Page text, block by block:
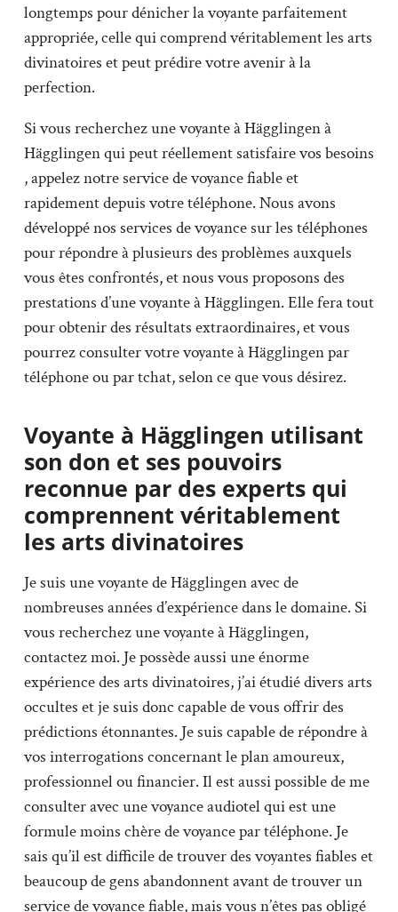
longtemps pour dénicher la voyante parfaitement
appropriée, celle qui comprend véritablement les arts
divinatoires et peut prédire votre avenir à la
perfection.
Si vous recherchez une voyante à Hägglingen à
Hägglingen qui peut réellement satisfaire vos besoins
, appelez notre service de voyance fiable et
rapidement depuis votre téléphone. Nous avons
développé nos services de voyance sur les téléphones
pour répondre à plusieurs des problèmes auxquels
vous êtes confrontés, et nous vous proposons des
prestations d’une voyante à Hägglingen. Elle fera tout
pour obtenir des résultats extraordinaires, et vous
pourrez consulter votre voyante à Hägglingen par
téléphone ou par tchat, selon ce que vous désirez.
Voyante à Hägglingen utilisant
son don et ses pouvoirs
reconnue par des experts qui
comprennent véritablement
les arts divinatoires
Je suis une voyante de Hägglingen avec de
nombreuses années d’expérience dans le domaine. Si
vous recherchez une voyante à Hägglingen,
contactez moi. Je possède aussi une énorme
expérience des arts divinatoires, j’ai étudié divers arts
occultes et je suis donc capable de vous offrir des
prédictions étonnantes. Je suis capable de répondre à
vos interrogations concernant le plan amoureux,
professionnel ou financier. Il est aussi possible de me
consulter avec une voyance audiotel qui est une
formule moins chère de voyance par téléphone. Je
sais qu’il est difficile de trouver des voyantes fiables et
beaucoup de gens abandonnent avant de trouver un
service de voyance fiable, mais vous n’êtes pas obligé